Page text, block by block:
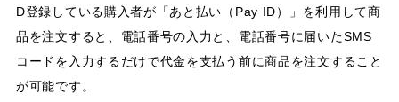
D登録している購入者が「あと払い（Pay ID）」を利用して商
品を注文すると、電話番号の入力と、電話番号に届いたSMS
コードを入力するだけで代金を支払う前に商品を注文すること
が可能です。